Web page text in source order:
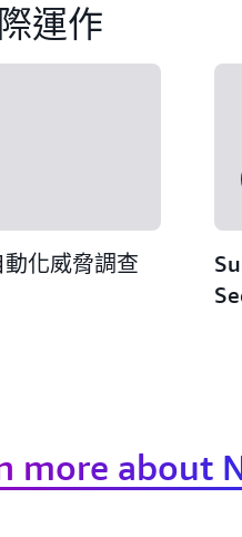
運作
化威脅調查
more about